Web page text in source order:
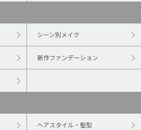
シーン別メイク
新作ファンデーション
ヘアスタイル・髪型